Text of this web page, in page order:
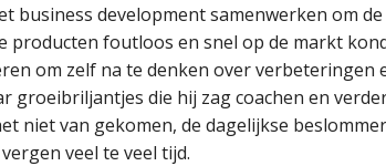
business development samenwerken om
producten foutloos en snel op de markt
om zelf na te denken over verbeteringen
groeibriljantjes die hij zag coachen en
niet van gekomen, de dagelijkse
veel te veel tijd.